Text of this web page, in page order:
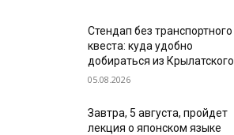
Стендап без транспортного
квеста: куда удобно
добираться из Крылатского
05.08.2026
Завтра, 5 августа, пройдет
лекция о японском языке